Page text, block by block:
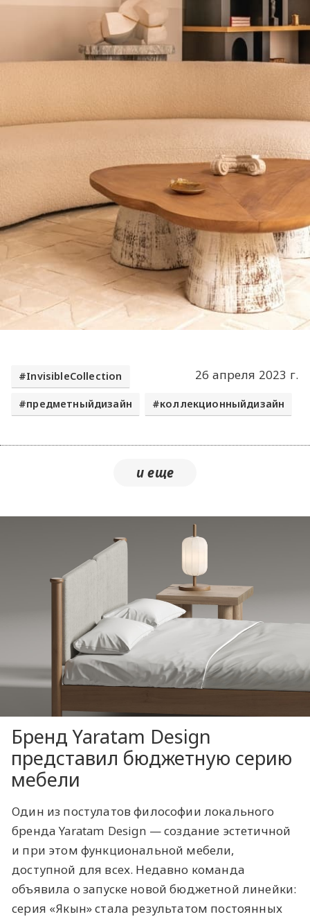
26 апреля 2023 г.
InvisibleCollection
предметныйдизайн коллекционныйдизайн
Бренд Yaratam Design
представил бюджетную серию
мебели
Один из постулатов философии локального
бренда Yaratam Design — создание эстетичной
и при этом функциональной мебели,
доступной для всех. Недавно команда
объявила о запуске новой бюджетной линейки:
серия «Якын» стала результатом постоянных